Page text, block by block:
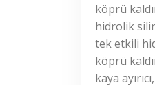
köprü
hidrolik
tek etkili
köprü
kaya